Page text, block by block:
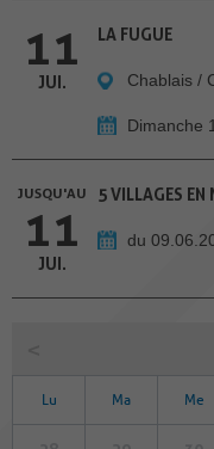
11
JUI.
LA FUGUE
Chablais /
Dimanche
JUSQU'AU
11
JUI.
5 VILLAGES EN
du
Lu Ma Me